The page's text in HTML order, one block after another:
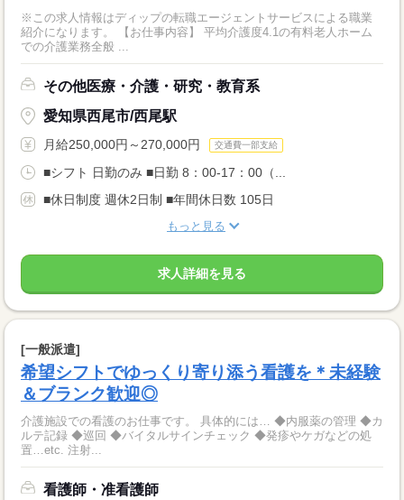
※この求人情報はディップの転職エージェントサービスによる職業
紹介になります。 【お仕事内容】 平均介護度4.1の有料老人ホーム
その他医療・介護・研究・教育系
愛知県西尾市/西尾駅
月給250,000円～270,000円 交通費一部支給
■シフト 日勤のみ ■日勤 8：00-17：00（...
■休日制度 週休2日制 ■年間休日数 105日
もっと見る
求人詳細を見る
[一般派遣]
希望シフトでゆっくり寄り添う看護を＊未経験
＆ブランク歓迎◎
介護施設での看護のお仕事です。 具体的には… ◆内服薬の管理 ◆カ
ルテ記録 ◆巡回 ◆バイタルサインチェック ◆発疹やケガなどの処
置…etc. 注射...
看護師・准看護師